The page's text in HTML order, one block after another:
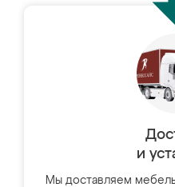
и
Мы доставляем